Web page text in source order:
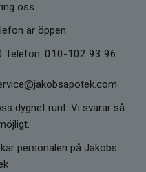
oss
är öppen:
Telefon: 010-102 93 96
dygnet runt. Vi svarar så
personalen på Jakobs